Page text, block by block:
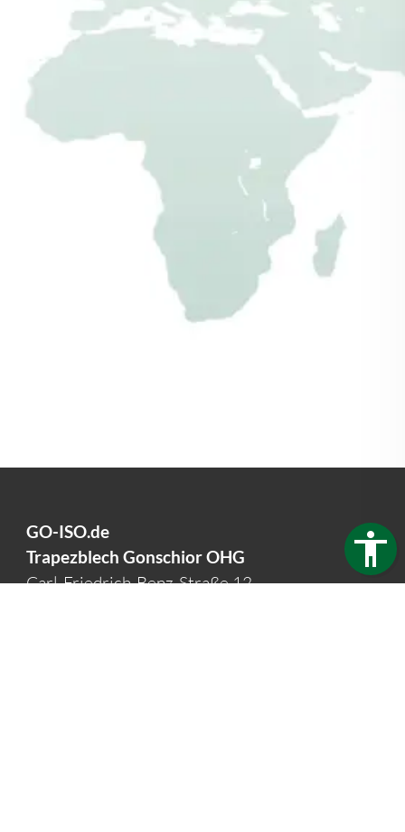
Fahrradschuppen sind "made in
mehr erfahren
GO-ISO.de
Trapezblech Gonschior OHG
Carl-Friedrich-Benz-Straße 12